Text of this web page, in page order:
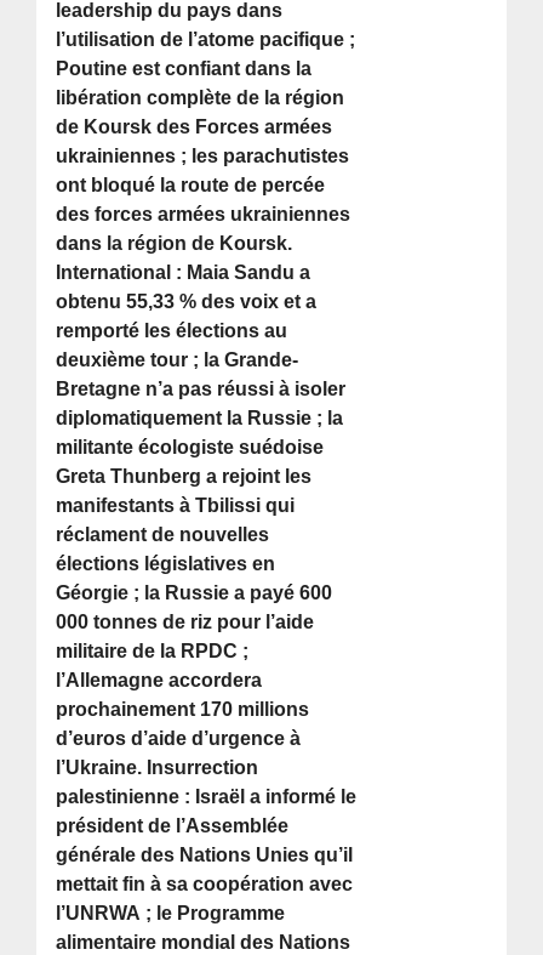
leadership du pays dans
l’utilisation de l’atome pacifique ;
Poutine est confiant dans la
libération complète de la région
de Koursk des Forces armées
ukrainiennes ; les parachutistes
ont bloqué la route de percée
des forces armées ukrainiennes
dans la région de Koursk.
International : Maia Sandu a
obtenu 55,33 % des voix et a
remporté les élections au
deuxième tour ; la Grande-
Bretagne n’a pas réussi à isoler
diplomatiquement la Russie ; la
militante écologiste suédoise
Greta Thunberg a rejoint les
manifestants à Tbilissi qui
réclament de nouvelles
élections législatives en
Géorgie ; la Russie a payé 600
000 tonnes de riz pour l’aide
militaire de la RPDC ;
l’Allemagne accordera
prochainement 170 millions
d’euros d’aide d’urgence à
l’Ukraine. Insurrection
palestinienne : Israël a informé le
président de l’Assemblée
générale des Nations Unies qu’il
mettait fin à sa coopération avec
l’UNRWA ; le Programme
alimentaire mondial des Nations